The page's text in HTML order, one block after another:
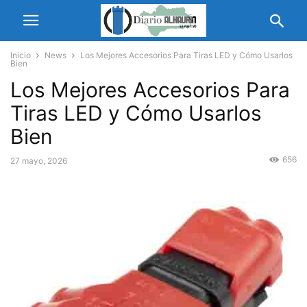
Inicio News
Los Mejores Accesorios Para Tiras LED y Cómo Usarlos
Bien
Los Mejores Accesorios Para
Tiras LED y Cómo Usarlos
Bien
27 mayo, 2026 656